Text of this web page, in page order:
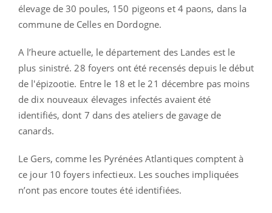
élevage de 30 poules, 150 pigeons et 4 paons, dans la
commune de Celles en Dordogne.
A l’heure actuelle, le département des Landes est le
plus sinistré. 28 foyers ont été recensés depuis le début
de l'épizootie. Entre le 18 et le 21 décembre pas moins
de dix nouveaux élevages infectés avaient été
identifiés, dont 7 dans des ateliers de gavage de
canards.
Le Gers, comme les Pyrénées Atlantiques comptent à
ce jour 10 foyers infectieux. Les souches impliquées
n’ont pas encore toutes été identifiées.